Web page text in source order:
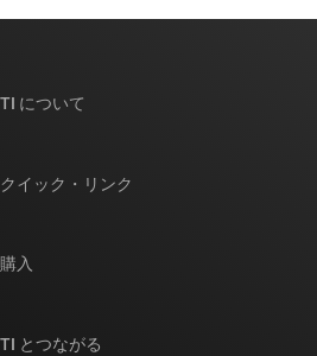
TI について
クイック・リンク
クロスリファレンス検索
購入
TI とつながる